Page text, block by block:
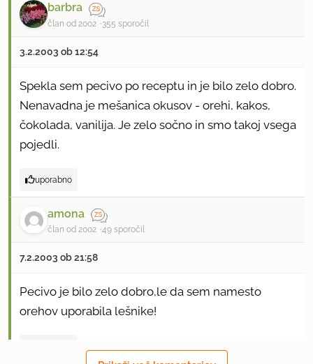
barbra
član od 2002 355 sporočil
3.2.2003 ob 12:54
Spekla sem pecivo po receptu in je bilo zelo dobro.
Nenavadna je mešanica okusov - orehi, kakos,
čokolada, vanilija. Je zelo sočno in smo takoj vsega
pojedli.
uporabno
amona
član od 2002 49 sporočil
7.2.2003 ob 21:58
Pecivo je bilo zelo dobro,le da sem namesto
orehov uporabila lešnike!